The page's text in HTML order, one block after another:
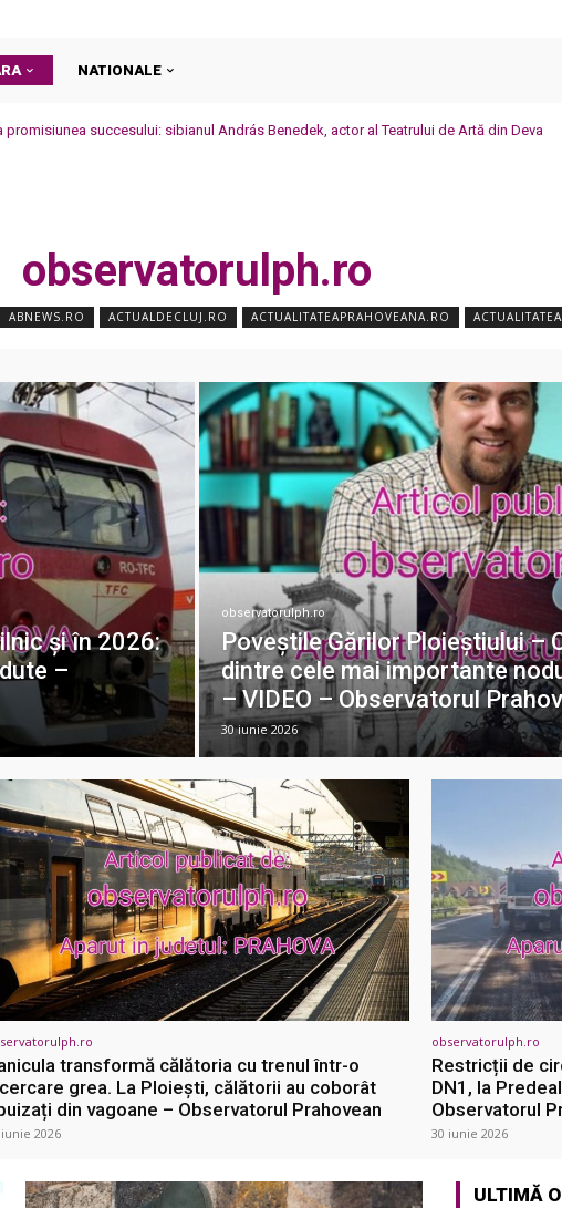
NATIONALE
promisiunea succesului: sibianul András Benedek, actor al Teatrului de Artă din Deva
observatorulph.ro
ABNEWS.RO ACTUALDECLUJ.RO ACTUALITATEAPRAHOVEANA.RO
și în 2026:
–
observatorulph.ro
Poveștile Gărilor Ploieștiului –
dintre cele mai importante
– VIDEO – Observatorul
30 iunie 2026
transformă călătoria cu trenul într-o
grea. La Ploiești, călătorii au coborât
din vagoane – Observatorul Prahovean
2026
observatorulph.ro
Restricții de
DN1, la
Observatorul
30 iunie 2026
ULTIMĂ